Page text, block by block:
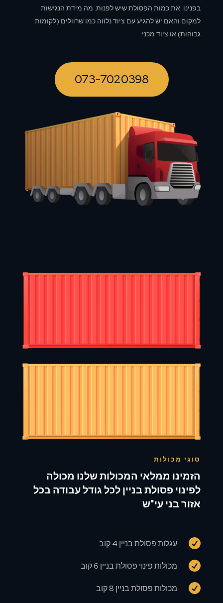
בפנינו את כמות הפסולת שיש לפנות. מה מידת הנגישות
למקום והאם יש להגיע עם ציוד נלווה כמו שרוולים (לקומות
גבוהות) או ציוד מכני.
073-7020398
סוגי מכולות
הזמינו ממלאי המכולות שלנו מכולה
לפינוי פסולת בניין לכל גודל עבודה בכל
אזור בני עי"ש
 עגלות פסולת בניין 4 קוב
 מכולות פינוי פסולת בניין 6 קוב
 מכולות פסולת בניין 8 קוב